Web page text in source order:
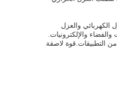
والعزل
والإلكترونيات.
التطبيقات.قوة لاصقة